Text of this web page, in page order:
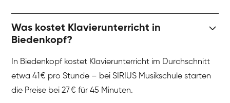
Was kostet Klavierunterricht in
Biedenkopf?
In Biedenkopf kostet Klavierunterricht im Durchschnitt
etwa 41 € pro Stunde – bei SIRIUS Musikschule starten
die Preise bei 27 € für 45 Minuten.